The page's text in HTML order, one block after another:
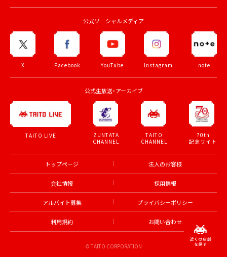
公式ソーシャルメディア
X Facebook YouTube Instagram note
公式生放送・アーカイブ
TAITO LIVE
ZUNTATA
CHANNEL
TAITO
CHANNEL
70th
記念サイト
トップページ 法人のお客様
会社情報 採用情報
アルバイト募集 プライバシーポリシー
利用規約 お問い合わせ
© TAITO CORPORATION